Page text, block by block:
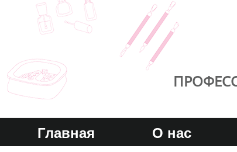
Главная О нас